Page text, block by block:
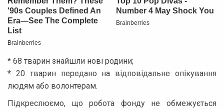
* 68 тварин знайшли нові родини;
* 20 тварин передано на відповідальне опікування
людям або волонтерам.
Підкреслюємо, що робота фонду не обмежується